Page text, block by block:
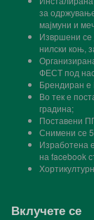
за
мајмуни и
Извршени се
нилски коњ,
ФЕСТ под
Брендиран
Во тек е
градина;
Поставени
Снимени се
Изработена
на facebook
Вклучете се